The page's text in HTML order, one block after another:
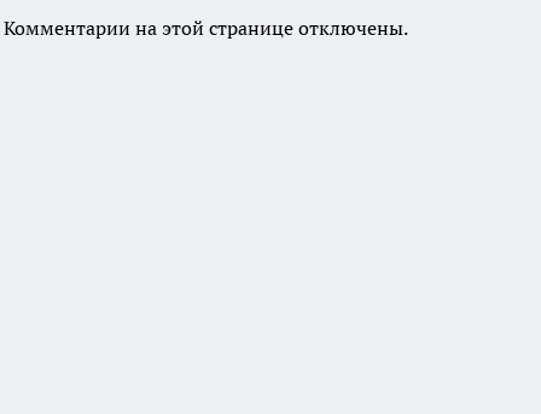
Комментарии на этой странице отключены.